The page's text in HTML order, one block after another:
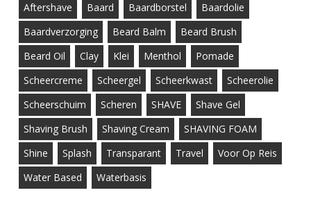
Aftershave Baard Baardborstel
Baardolie
Baardverzorging
Beard Balm
Beard Brush
Beard Oil
Clay Klei Menthol
Pomade
Scheercreme
Scheergel Scheerkwast
Scheerolie
Scheerschuim
Scheren SHAVE
Shave Gel
Shaving Brush
Shaving Cream
SHAVING FOAM
Shine
Splash Transparant Travel
Voor Op Reis
Water Based
Waterbasis